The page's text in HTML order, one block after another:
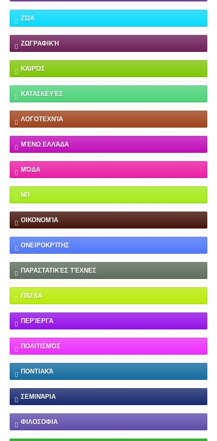
ΖΏΑ
ΖΩΓΡΑΦΙΚΉ
ΚΑΙΡΌΣ
ΚΑΤΑΣΚΕΥΈΣ
ΛΟΓΟΤΕΧΝΊΑ
ΜΈΝΩ ΕΛΛΆΔΑ
ΜΌΔΑ
ΝΠ
ΟΙΚΟΝΟΜΊΑ
ΟΝΕΙΡΟΚΡΊΤΗΣ
ΠΑΡΑΣΤΑΤΙΚΈΣ ΤΈΧΝΕΣ
ΠΆΣΧΑ
ΠΕΡΊΕΡΓΑ
ΠΟΛΙΤΙΣΜΌΣ
ΠΟΝΤΙΑΚΆ
ΣΕΜΙΝΆΡΙΑ
ΦΙΛΟΣΟΦΙΑ